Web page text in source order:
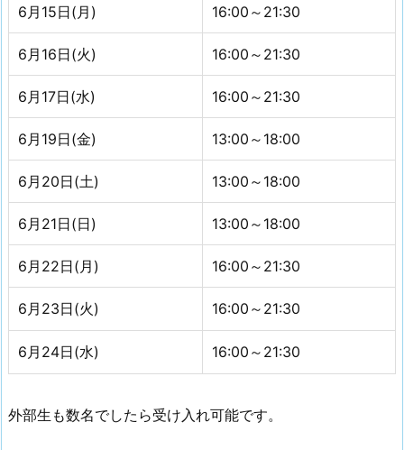
6月15日(月) 16:00～21:30
6月16日(火) 16:00～21:30
6月17日(水) 16:00～21:30
6月19日(金) 13:00～18:00
6月20日(土) 13:00～18:00
6月21日(日) 13:00～18:00
6月22日(月) 16:00～21:30
6月23日(火) 16:00～21:30
6月24日(水) 16:00～21:30
外部生も数名でしたら受け入れ可能です。